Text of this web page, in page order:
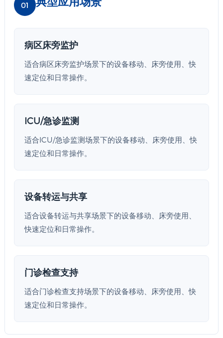
01
病区床旁监护
适合病区床旁监护场景下的设备移动、床旁使用、快
速定位和日常操作。
ICU/急诊监测
适合ICU/急诊监测场景下的设备移动、床旁使用、快
速定位和日常操作。
设备转运与共享
适合设备转运与共享场景下的设备移动、床旁使用、
快速定位和日常操作。
门诊检查支持
适合门诊检查支持场景下的设备移动、床旁使用、快
速定位和日常操作。